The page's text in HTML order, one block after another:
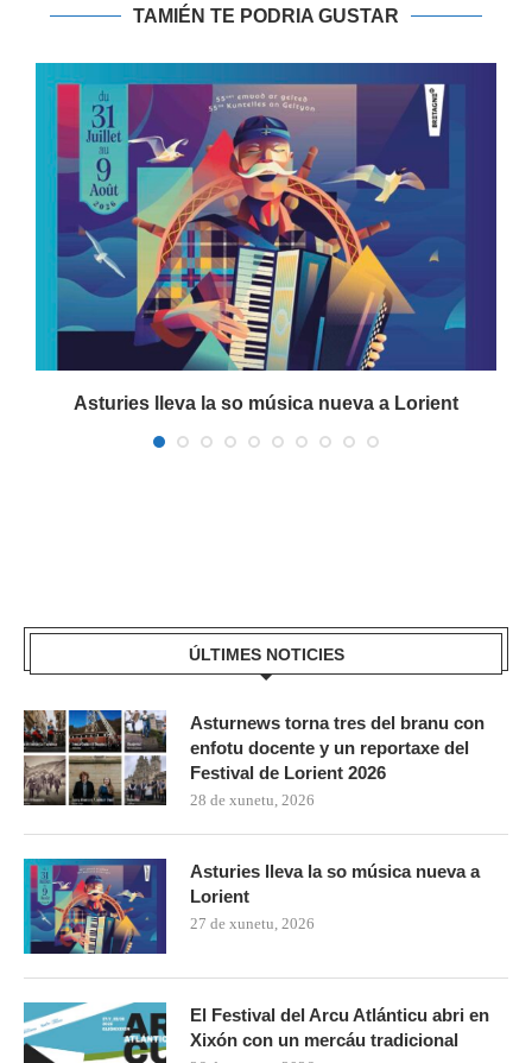
TAMIÉN TE PODRIA GUSTAR
Asturies lleva la so música nueva a Lorient
ÚLTIMES NOTICIES
Asturnews torna tres del branu con
enfotu docente y un reportaxe del
Festival de Lorient 2026
28 de xunetu, 2026
Asturies lleva la so música nueva a
Lorient
27 de xunetu, 2026
El Festival del Arcu Atlánticu abri en
Xixón con un mercáu tradicional